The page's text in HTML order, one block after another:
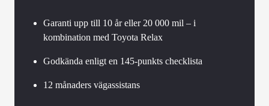
Garanti upp till 10 år eller 20 000 mil – i
kombination med Toyota Relax
Godkända enligt en 145-punkts checklista
12 månaders vägassistans